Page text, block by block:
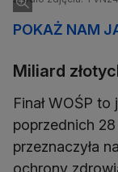
POKAŻ NAM
Miliard
Finał WOŚP
poprzednich
przeznaczyła